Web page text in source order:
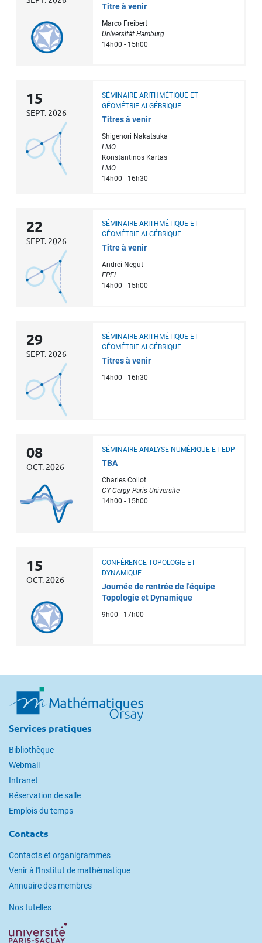
Titre à venir
Marco Freibert
Universität Hamburg
14h00 - 15h00
15
SEPT. 2026
SÉMINAIRE ARITHMÉTIQUE ET
GÉOMÉTRIE ALGÉBRIQUE
Titres à venir
Shigenori Nakatsuka
LMO
Konstantinos Kartas
LMO
14h00 - 16h30
22
SEPT. 2026
SÉMINAIRE ARITHMÉTIQUE ET
GÉOMÉTRIE ALGÉBRIQUE
Titre à venir
Andrei Negut
EPFL
14h00 - 15h00
29
SEPT. 2026
SÉMINAIRE ARITHMÉTIQUE ET
GÉOMÉTRIE ALGÉBRIQUE
Titres à venir
14h00 - 16h30
08
OCT. 2026
SÉMINAIRE ANALYSE NUMÉRIQUE ET EDP
TBA
Charles Collot
CY Cergy Paris Universite
14h00 - 15h00
15
OCT. 2026
CONFÉRENCE TOPOLOGIE ET
DYNAMIQUE
Journée de rentrée de l'équipe
Topologie et Dynamique
9h00 - 17h00
Services pratiques
Bibliothèque
Webmail
Intranet
Réservation de salle
Emplois du temps
Contacts
Contacts et organigrammes
Venir à l'Institut de mathématique
Annuaire des membres
Nos tutelles